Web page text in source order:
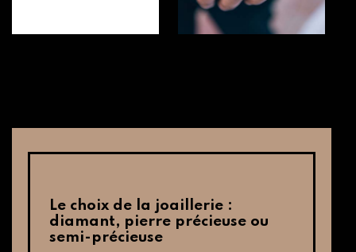
Le choix de la joaillerie :
diamant, pierre précieuse ou
semi-précieuse